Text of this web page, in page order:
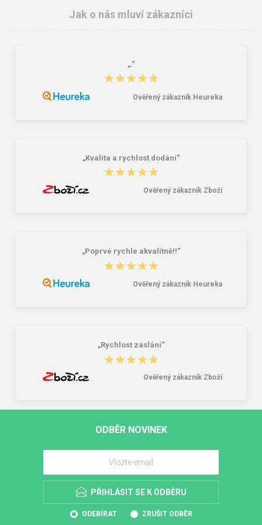
Jak o nás mluví zákazníci
„.“
★★★★★
★★★★★
Ověřený zákazník Heureka
„Kvalita a rychlost dodání“
★★★★★
★★★★★
Ověřený zákazník Zboží
„Poprvé rychle akvalitně!!“
★★★★★
★★★★★
Ověřený zákazník Heureka
„Rychlost zaslání“
★★★★★
★★★★★
Ověřený zákazník Zboží
ODBĚR NOVINEK
PŘIHLÁSIT SE K ODBĚRU
ODEBÍRAT ZRUŠIT ODBĚR